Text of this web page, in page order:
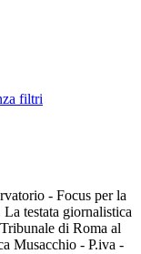
filtri
- Focus per la
testata giornalistica
di Roma al
Musacchio - P.iva -